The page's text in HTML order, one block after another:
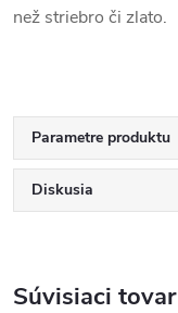
než striebro či zlato.
Parametre produktu
Diskusia
Súvisiaci tovar